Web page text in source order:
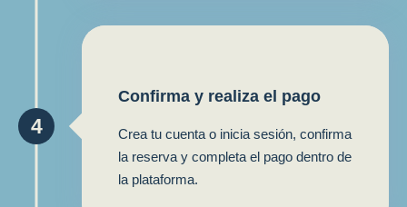
Confirma y realiza el pago
Crea tu cuenta o inicia sesión, confirma
la reserva y completa el pago dentro de
la plataforma.
4